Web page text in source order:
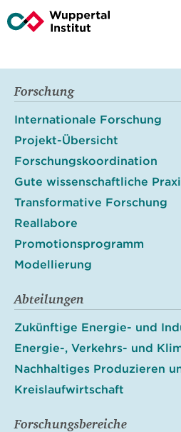
Forschung
Internationale Forschung
Projekt-Übersicht
Forschungskoordination
Gute wissenschaftliche
Transformative Forschung
Reallabore
Promotionsprogramm
Modellierung
Abteilungen
Zukünftige Energie- und
Energie-, Verkehrs- und
Nachhaltiges Produzieren
Kreislaufwirtschaft
Forschungsbereiche